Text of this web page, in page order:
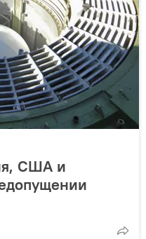
США и